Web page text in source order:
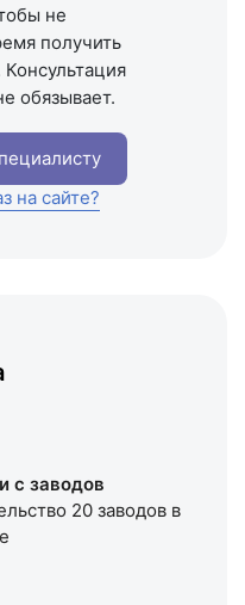
с заводов
20 заводов в
не
получить
Консультация
обязывает.
на сайте?